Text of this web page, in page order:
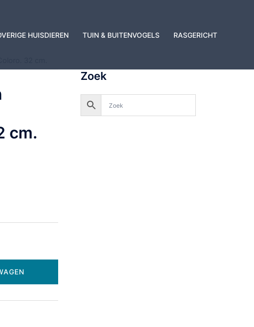
HUISDIEREN TUIN & BUITENVOGELS RASGERICHT
cm.
Zoek